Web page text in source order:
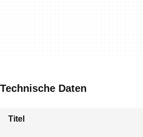
Technische Daten
Titel